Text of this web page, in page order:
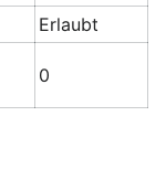
Erlaubt
0